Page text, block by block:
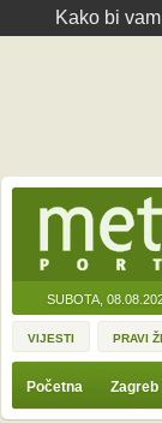
Kako bi
SUBOTA,
VIJESTI PRAVI
Početna Zagreb